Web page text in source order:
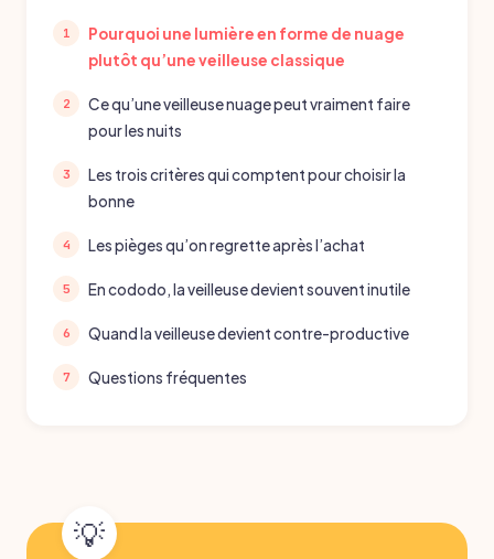
Pourquoi une lumière en forme de nuage
plutôt qu’une veilleuse classique
Ce qu’une veilleuse nuage peut vraiment faire
pour les nuits
Les trois critères qui comptent pour choisir la
bonne
Les pièges qu’on regrette après l’achat
En cododo, la veilleuse devient souvent inutile
Quand la veilleuse devient contre-productive
Questions fréquentes